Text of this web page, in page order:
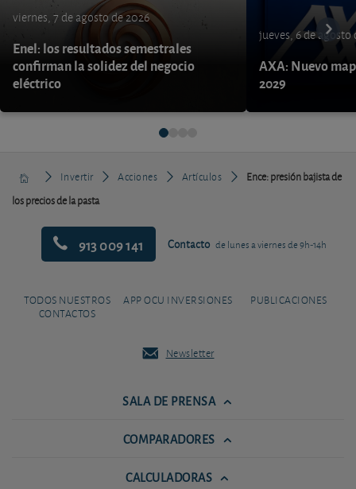
viernes, 7 de agosto de 2026
Enel: los resultados semestrales
confirman la solidez del negocio
eléctrico
jueves, 6 de agosto
AXA: Nuevo
2029
Invertir Acciones Artículos
Ence: presión bajista de
los precios de la pasta
913 009 141 Contacto de lunes a viernes de 9h-14h
TODOS NUESTROS
CONTACTOS
APP OCU INVERSIONES PUBLICACIONES
Newsletter
SALA DE PRENSA
COMPARADORES
CALCULADORAS